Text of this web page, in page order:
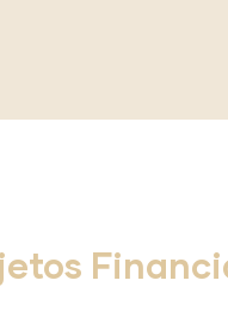
principal